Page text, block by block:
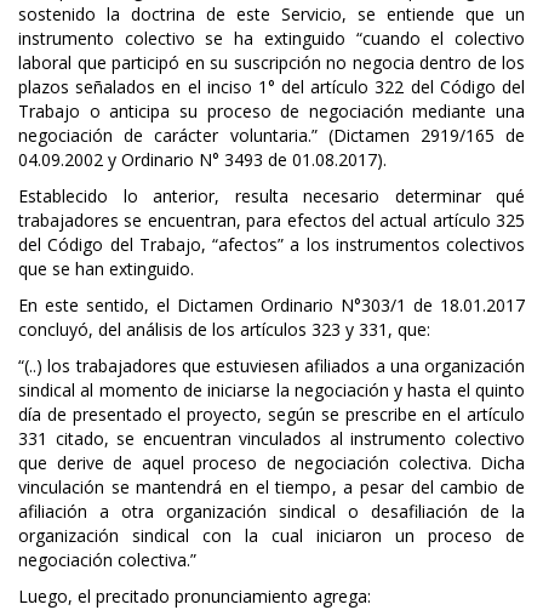
sostenido la doctrina de este Servicio, se entiende que un
instrumento colectivo se ha extinguido “cuando el colectivo
laboral que participó en su suscripción no negocia dentro de los
plazos señalados en el inciso 1° del artículo 322 del Código del
Trabajo o anticipa su proceso de negociación mediante una
negociación de carácter voluntaria.” (Dictamen 2919/165 de
04.09.2002 y Ordinario N° 3493 de 01.08.2017).
Establecido lo anterior, resulta necesario determinar qué
trabajadores se encuentran, para efectos del actual artículo 325
del Código del Trabajo, “afectos” a los instrumentos colectivos
que se han extinguido.
En este sentido, el Dictamen Ordinario N°303/1 de 18.01.2017
concluyó, del análisis de los artículos 323 y 331, que:
“(..) los trabajadores que estuviesen afiliados a una organización
sindical al momento de iniciarse la negociación y hasta el quinto
día de presentado el proyecto, según se prescribe en el artículo
331 citado, se encuentran vinculados al instrumento colectivo
que derive de aquel proceso de negociación colectiva. Dicha
vinculación se mantendrá en el tiempo, a pesar del cambio de
afiliación a otra organización sindical o desafiliación de la
organización sindical con la cual iniciaron un proceso de
negociación colectiva.”
Luego, el precitado pronunciamiento agrega: